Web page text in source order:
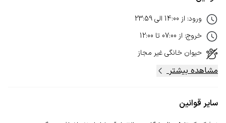
ورود: از 14:00 الی23:59
خروج: از 07:00 تا 12:00
حیوان خانگیغیر مجاز
مشاهده بیشتر
سایر قوانین